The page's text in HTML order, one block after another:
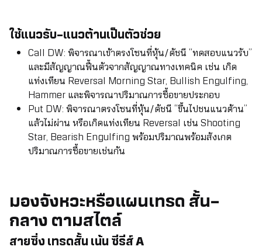
ใช้แนวรับ–แนวต้านเป็นตัวช่วย
Call DW: พิจารณาเข้าตรงโซนที่หุ้น/ดัชนี “ทดสอบแนวรับ”
และมีสัญญาณฟื้นตัวจากสัญญาณทางเทคนิค เช่น เกิด
แท่งเทียน Reversal Morning Star, Bullish Engulfing,
Hammer และพิจารณาปริมาณการซื้อขายประกอบ
Put DW: พิจารณาตรงโซนที่หุ้น/ดัชนี “ขึ้นไปชนแนวต้าน”
แล้วไม่ผ่าน หรือเกิดแท่งเทียน Reversal เช่น Shooting
Star, Bearish Engulfing พร้อมปริมาณพร้อมสังเกต
ปริมาณการซื้อขายเช่นกัน
มองจังหวะหรือแผนเทรด สั้น–
กลาง ตามสไตล์
สายซิ่ง เทรดสั้น เน้น ซีรีส์ A